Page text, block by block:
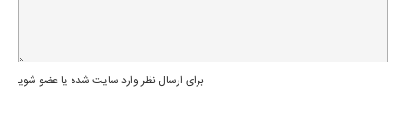
برای ارسال نظر وارد سایت شده یا عضو شوید